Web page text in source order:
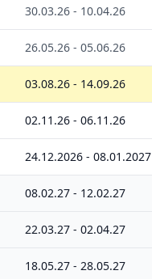
30.03.26 - 10.04.26
26.05.26 - 05.06.26
03.08.26 - 14.09.26
02.11.26 - 06.11.26
24.12.2026 - 08.01.2027
08.02.27 - 12.02.27
22.03.27 - 02.04.27
18.05.27 - 28.05.27